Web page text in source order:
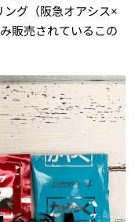
グ（阪急オアシス×
販売されているこの